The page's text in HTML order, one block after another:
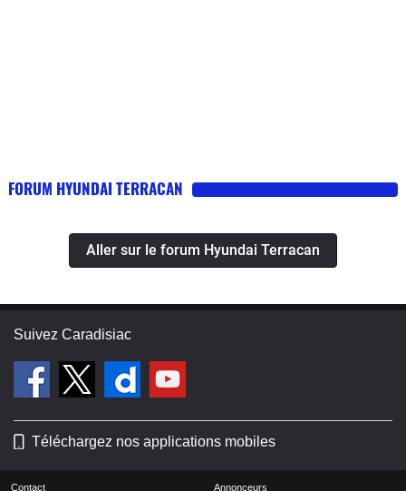
FORUM HYUNDAI TERRACAN
Aller sur le forum Hyundai Terracan
Suivez Caradisiac
Téléchargez nos applications mobiles
Contact Annonceurs